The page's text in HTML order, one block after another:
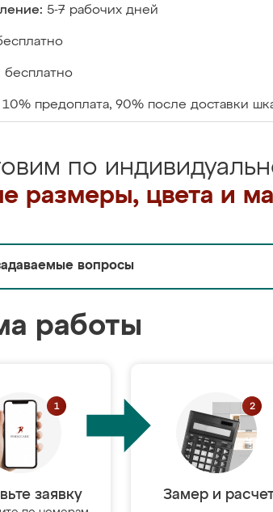
5-7 рабочих дней
бесплатно
10% предоплата, 90% после доставки
по
размеры, цвета и
вопросы
работы
заявку Замер и